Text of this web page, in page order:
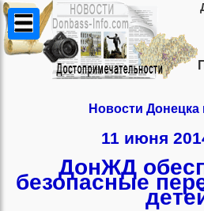
Новости Донецка
11 июня
ДонЖД
безопасные